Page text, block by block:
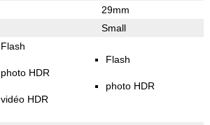
29mm
Small
Flash
photo HDR
vidéo HDR
Flash
photo HDR